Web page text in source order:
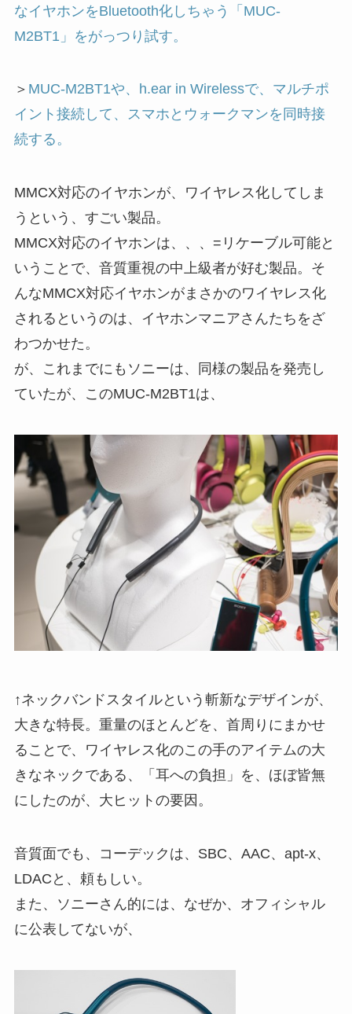
なイヤホンをBluetooth化しちゃう「MUC-
M2BT1」をがっつり試す。
＞ MUC-M2BT1や、h.ear in Wirelessで、マルチポ
イント接続して、スマホとウォークマンを同時接
続する。
MMCX対応のイヤホンが、ワイヤレス化してしま
うという、すごい製品。
MMCX対応のイヤホンは、、、=リケーブル可能と
いうことで、音質重視の中上級者が好む製品。そ
んなMMCX対応イヤホンがまさかのワイヤレス化
されるというのは、イヤホンマニアさんたちをざ
わつかせた。
が、これまでにもソニーは、同様の製品を発売し
ていたが、このMUC-M2BT1は、
↑ネックバンドスタイルという斬新なデザインが、
大きな特長。重量のほとんどを、首周りにまかせ
ることで、ワイヤレス化のこの手のアイテムの大
きなネックである、「耳への負担」を、ほぼ皆無
にしたのが、大ヒットの要因。
音質面でも、コーデックは、SBC、AAC、apt-x、
LDACと、頼もしい。
また、ソニーさん的には、なぜか、オフィシャル
に公表してないが、